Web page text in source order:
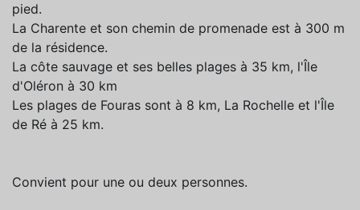
pied.
La Charente et son chemin de promenade est à 300 m
de la résidence.
La côte sauvage et ses belles plages à 35 km, l'Île
d'Oléron à 30 km
Les plages de Fouras sont à 8 km, La Rochelle et l'Île
de Ré à 25 km.
Convient pour une ou deux personnes.